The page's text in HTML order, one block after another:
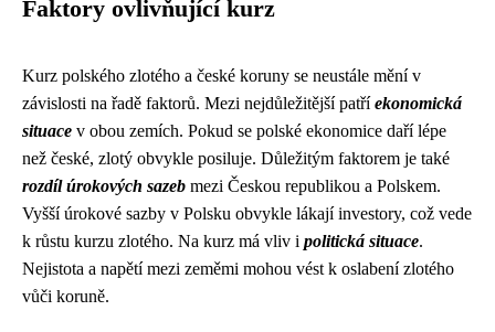
Faktory ovlivňující kurz
Kurz polského zlotého a české koruny se neustále mění v
závislosti na řadě faktorů. Mezi nejdůležitější patříekonomická
situace v obou zemích. Pokud se polské ekonomice daří lépe
než české, zlotý obvykle posiluje. Důležitým faktorem je také
rozdíl úrokových sazeb mezi Českou republikou a Polskem.
Vyšší úrokové sazby v Polsku obvykle lákají investory, což vede
k růstu kurzu zlotého. Na kurz má vliv i politická situace.
Nejistota a napětí mezi zeměmi mohou vést k oslabení zlotého
vůči koruně.